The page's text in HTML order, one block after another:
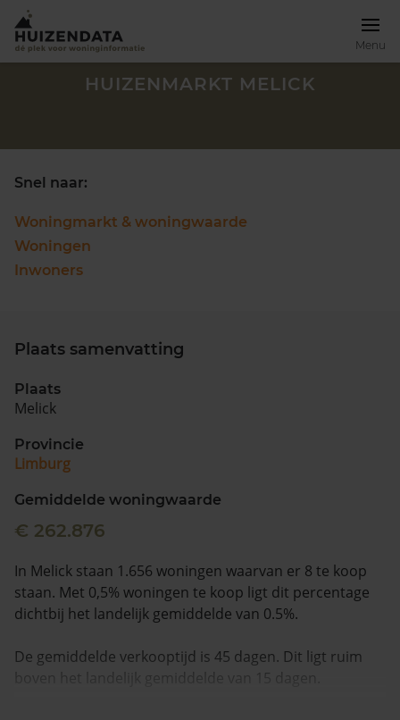
Menu
Zoek een woning
088 220 4200
Maandag t/m vrijdag - 08:00 -18:00
HUIZENMARKT MELICK
Snel naar:
Woningmarkt & woningwaarde
Woningen
Inwoners
Plaats samenvatting
Plaats
Melick
Provincie
Limburg
Gemiddelde woningwaarde
€ 262.876
In Melick staan 1.656 woningen waarvan er 8 te koop
staan. Met 0,5% woningen te koop ligt dit percentage
dichtbij het landelijk gemiddelde van 0.5%.
De gemiddelde verkooptijd is 45 dagen. Dit ligt ruim
boven het landelijk gemiddelde van 15 dagen.